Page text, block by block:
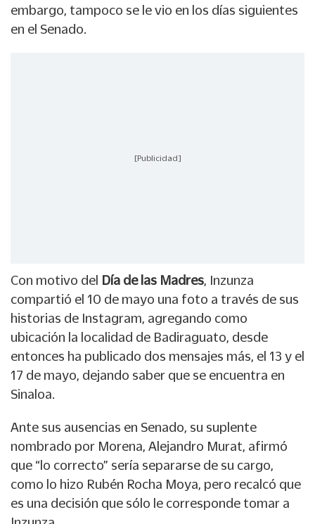
embargo, tampoco se le vio en los días siguientes
en el Senado.
[Publicidad]
Con motivo del Día de las Madres, Inzunza
compartió el 10 de mayo una foto a través de sus
historias de Instagram, agregando como
ubicación la localidad de Badiraguato, desde
entonces ha publicado dos mensajes más, el 13 y el
17 de mayo, dejando saber que se encuentra en
Sinaloa.
Ante sus ausencias en Senado, su suplente
nombrado por Morena, Alejandro Murat, afirmó
que “lo correcto” sería separarse de su cargo,
como lo hizo Rubén Rocha Moya, pero recalcó que
es una decisión que sólo le corresponde tomar a